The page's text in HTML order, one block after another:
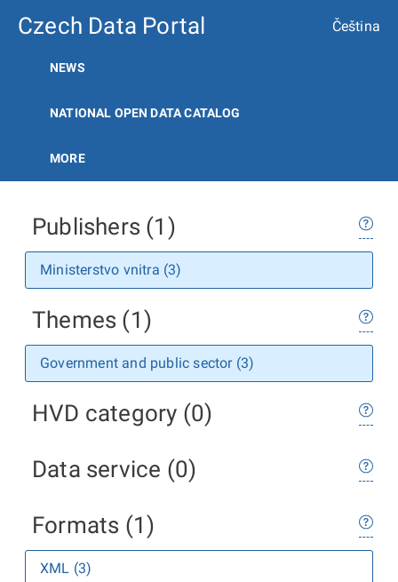
Czech Data Portal Čeština
NEWS
NATIONAL OPEN DATA CATALOG
MORE
Publishers (1)
Ministerstvo vnitra (3)
Themes (1)
Government and public sector (3)
HVD category (0)
Data service (0)
Formats (1)
XML (3)